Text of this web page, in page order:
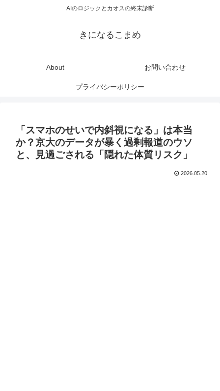
AIのロジックとカオスの終末診断
きになるこまめ
About お問い合わせ
プライバシーポリシー
「スマホのせいで内斜視になる」は本当
か？京大のデータが暴く過剰報道のウソ
と、見過ごされる「隠れた体質リスク」
2026.05.20